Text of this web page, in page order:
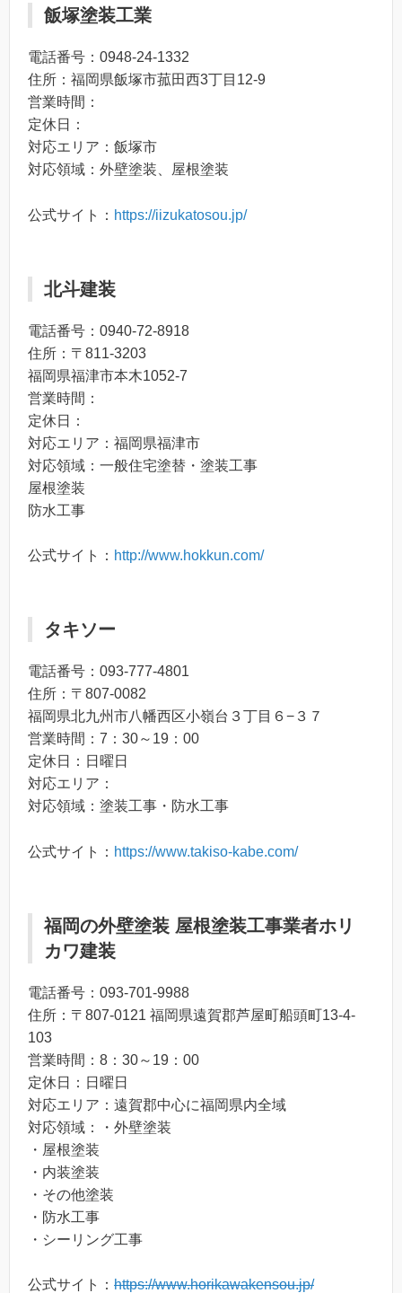
飯塚塗装工業
電話番号：0948-24-1332
住所：福岡県飯塚市菰田西3丁目12-9
営業時間：
定休日：
対応エリア：飯塚市
対応領域：外壁塗装、屋根塗装
公式サイト： https://iizukatosou.jp/
北斗建装
電話番号：0940-72-8918
住所：〒811-3203
福岡県福津市本木1052-7
営業時間：
定休日：
対応エリア：福岡県福津市
対応領域：一般住宅塗替・塗装工事
屋根塗装
防水工事
公式サイト： http://www.hokkun.com/
タキソー
電話番号：093-777-4801
住所：〒807-0082
福岡県北九州市八幡西区小嶺台３丁目６−３７
営業時間：7：30～19：00
定休日：日曜日
対応エリア：
対応領域：塗装工事・防水工事
公式サイト： https://www.takiso-kabe.com/
福岡の外壁塗装 屋根塗装工事業者ホリ
カワ建装
電話番号：093-701-9988
住所：〒807-0121 福岡県遠賀郡芦屋町船頭町13-4-
103
営業時間：8：30～19：00
定休日：日曜日
対応エリア：遠賀郡中心に福岡県内全域
対応領域：・外壁塗装
・屋根塗装
・内装塗装
・その他塗装
・防水工事
・シーリング工事
公式サイト： https://www.horikawakensou.jp/